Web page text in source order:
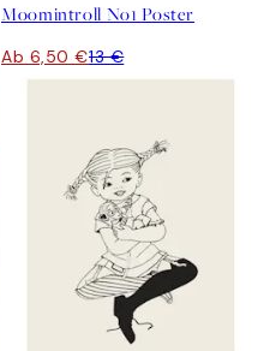
Moomintroll No1 Poster
Ab 6,50 €13 €